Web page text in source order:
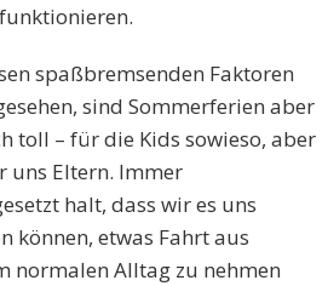
spaßbremsenden Faktoren
sind Sommerferien aber
toll – für die Kids sowieso, aber
uns Eltern. Immer
halt, dass wir es uns
können, etwas Fahrt aus
normalen Alltag zu nehmen